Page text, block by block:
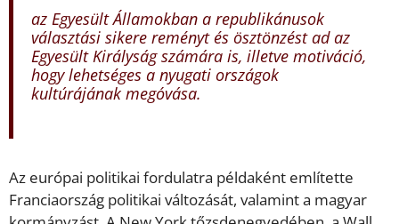
az Egyesült Államokban a republikánusok
választási sikere reményt és ösztönzést ad az
Egyesült Királyság számára is, illetve motiváció,
hogy lehetséges a nyugati országok
kultúrájának megóvása.
Az európai politikai fordulatra példaként említette
Franciaország politikai változását, valamint a magyar